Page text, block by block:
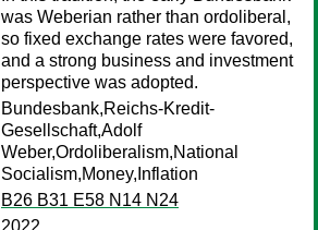
was Weberian rather than ordoliberal,
so fixed exchange rates were favored,
and a strong business and investment
perspective was adopted.
Bundesbank,Reichs-Kredit-
Gesellschaft,Adolf
Weber,Ordoliberalism,National
Socialism,Money,Inflation
B26 B31 E58 N14 N24
2022